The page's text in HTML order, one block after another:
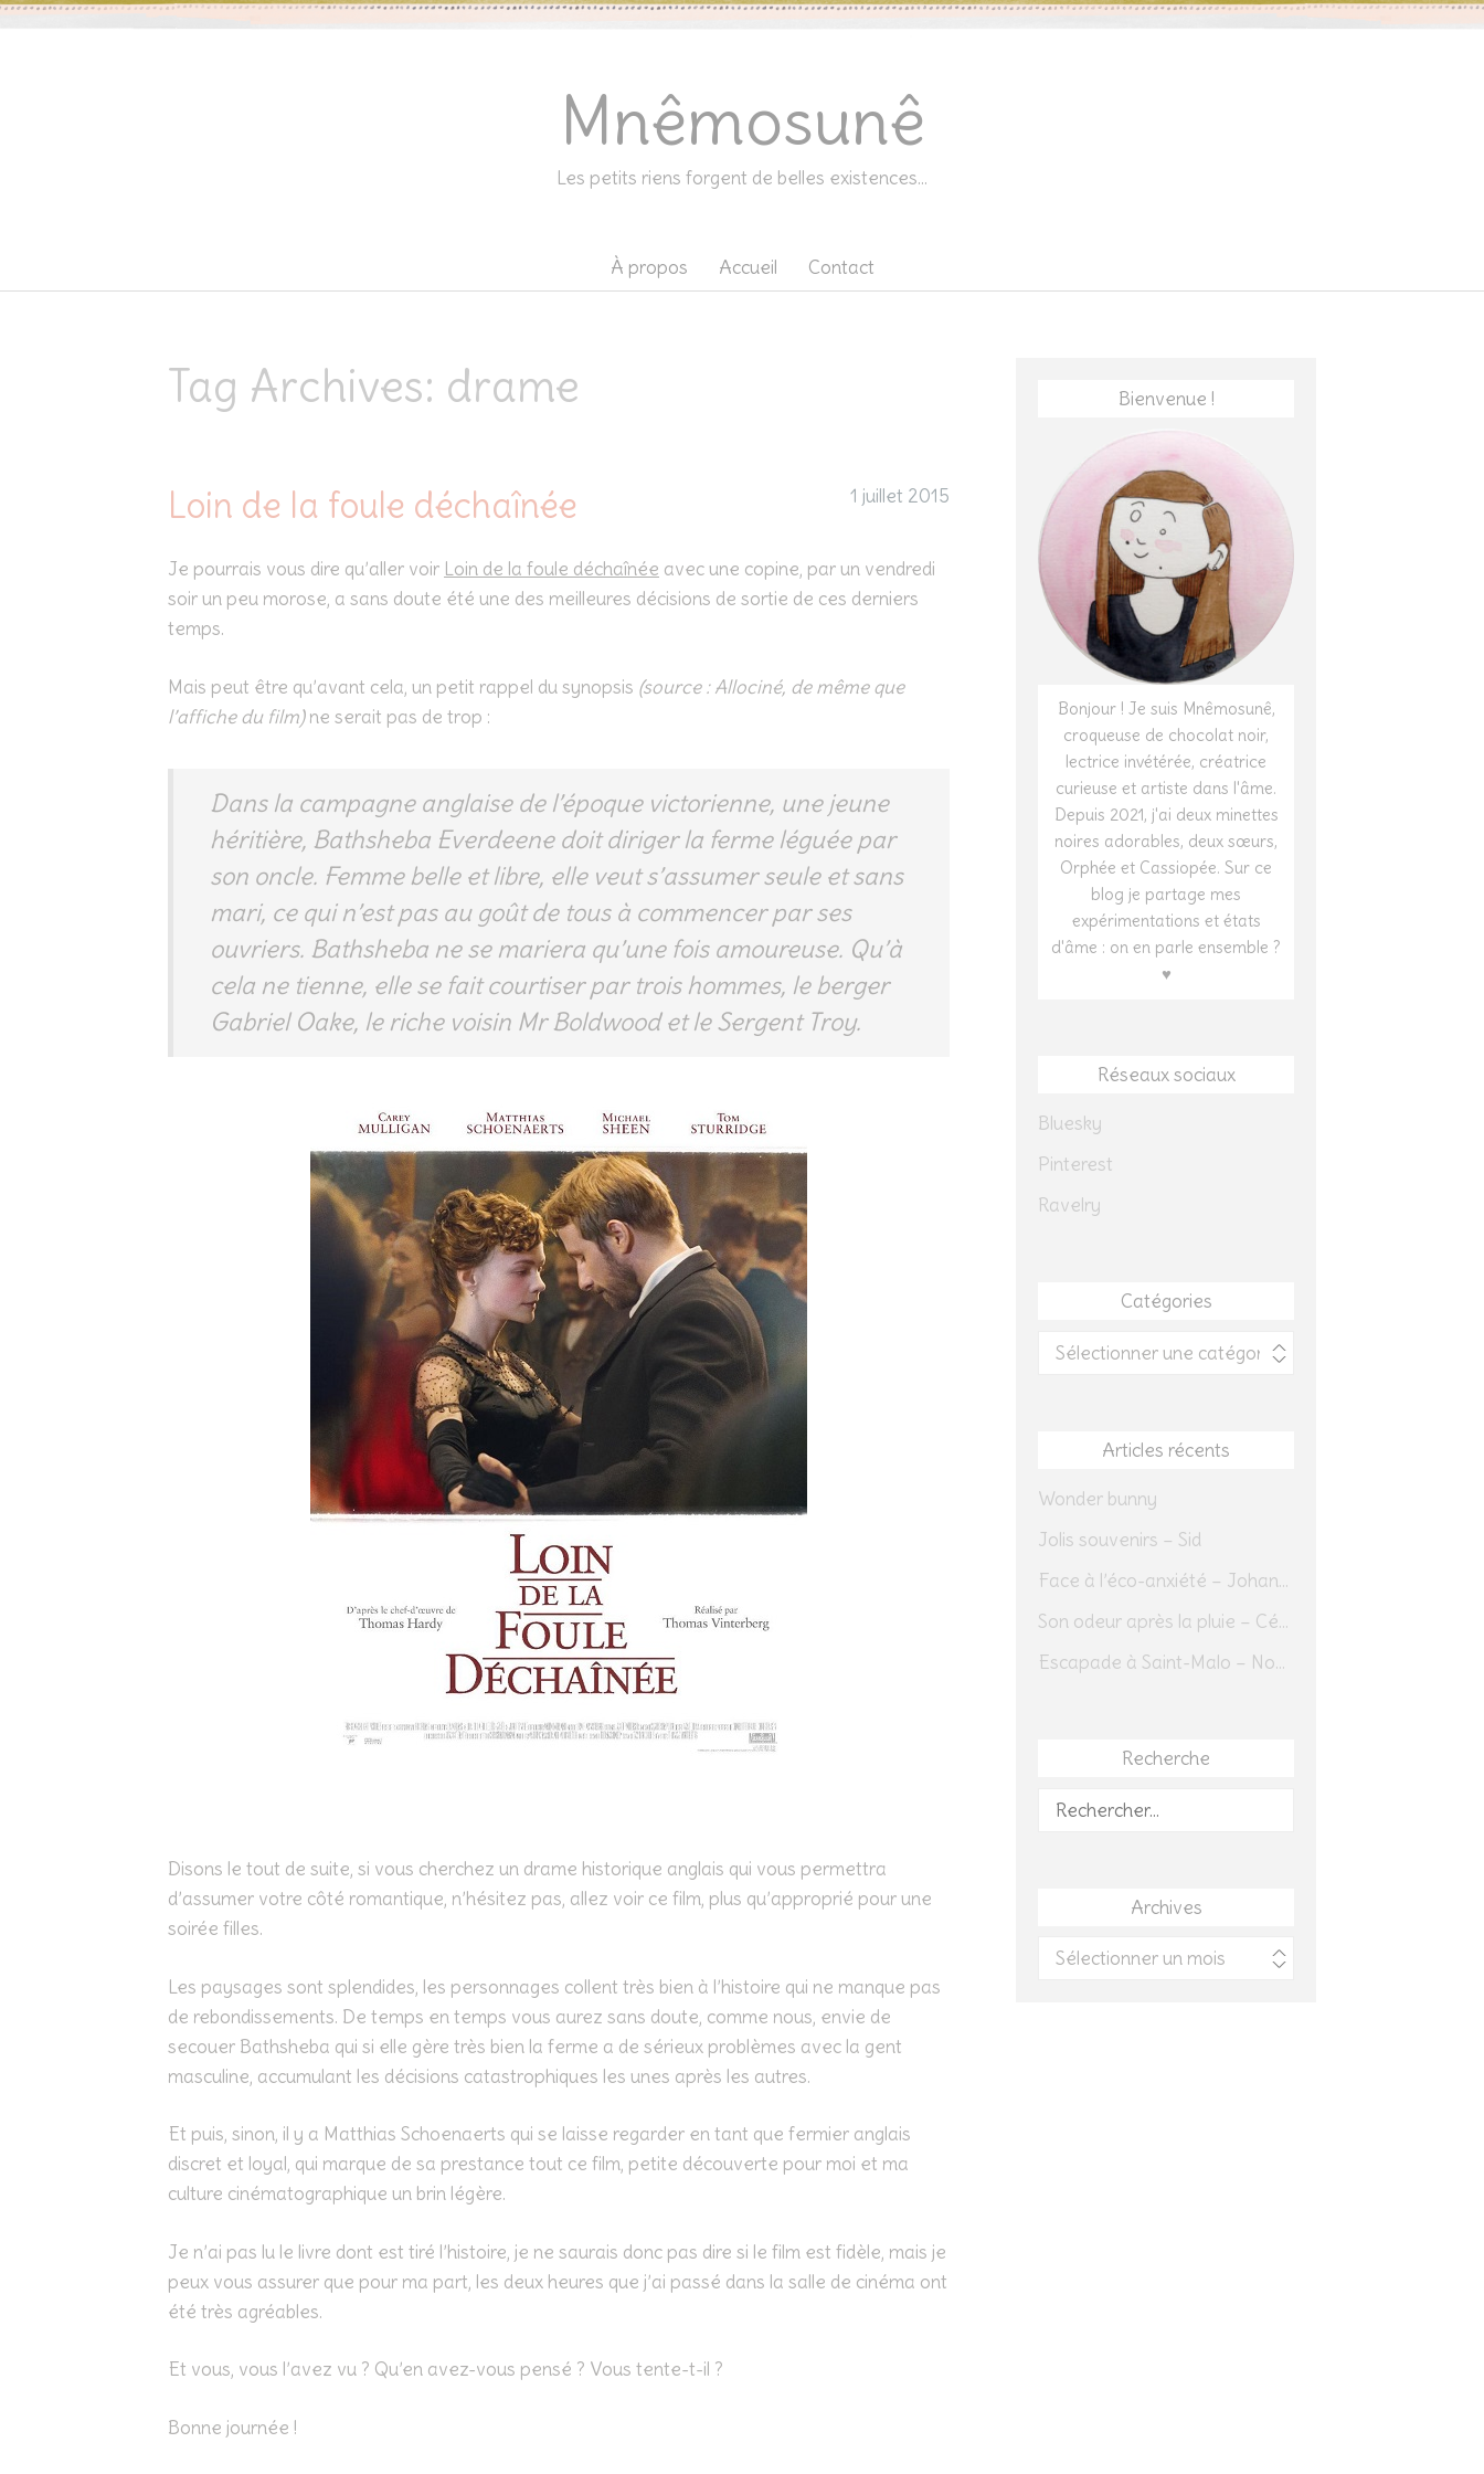
Mnêmosunê
Les petits riens forgent de belles existences…
À propos Accueil Contact
Tag Archives: drame
Loin de la foule déchaînée 1 juillet 2015
Je pourrais vous dire qu’aller voir Loin de la foule déchaînée avec une copine, par un vendredi
soir un peu morose, a sans doute été une des meilleures décisions de sortie de ces derniers
temps.
Mais peut être qu’avant cela, un petit rappel du synopsis (source : Allociné, de même que
l’affiche du film)ne serait pas de trop :
Dans la campagne anglaise de l’époque victorienne, une jeune
héritière, Bathsheba Everdeene doit diriger la ferme léguée par
son oncle. Femme belle et libre, elle veut s’assumer seule et sans
mari, ce qui n’est pas au goût de tous à commencer par ses
ouvriers. Bathsheba ne se mariera qu’une fois amoureuse. Qu’à
cela ne tienne, elle se fait courtiser par trois hommes, le berger
Gabriel Oake, le riche voisin Mr Boldwood et le Sergent Troy.
Disons le tout de suite, si vous cherchez un drame historique anglais qui vous permettra
d’assumer votre côté romantique, n’hésitez pas, allez voir ce film, plus qu’approprié pour une
soirée filles.
Les paysages sont splendides, les personnages collent très bien à l’histoire qui ne manque pas
de rebondissements. De temps en temps vous aurez sans doute, comme nous, envie de
secouer Bathsheba qui si elle gère très bien la ferme a de sérieux problèmes avec la gent
masculine, accumulant les décisions catastrophiques les unes après les autres.
Et puis, sinon, il y a Matthias Schoenaerts qui se laisse regarder en tant que fermier anglais
discret et loyal, qui marque de sa prestance tout ce film, petite découverte pour moi et ma
culture cinématographique un brin légère.
Je n’ai pas lu le livre dont est tiré l’histoire, je ne saurais donc pas dire si le film est fidèle, mais je
peux vous assurer que pour ma part, les deux heures que j’ai passé dans la salle de cinéma ont
été très agréables.
Et vous, vous l’avez vu ? Qu’en avez-vous pensé ? Vous tente-t-il ?
Bonne journée !
Bienvenue !
Bonjour ! Je suis Mnêmosunê,
croqueuse de chocolat noir,
lectrice invétérée, créatrice
curieuse et artiste dans l'âme.
Depuis 2021, j'ai deux minettes
noires adorables, deux sœurs,
Orphée et Cassiopée. Sur ce
blog je partage mes
expérimentations et états
d'âme : on en parle ensemble ?
♥
Réseaux sociaux
Bluesky
Pinterest
Ravelry
Catégories
Catégories
Articles récents
Wonder bunny
Jolis souvenirs – Sid
Face à l’éco-anxiété – Johannes Herrmann
Son odeur après la pluie – Cédric Sapin-Defour
Escapade à Saint-Malo – Novembre 2025 – Jour 1
Recherche
Rechercher :
Archives
Archives